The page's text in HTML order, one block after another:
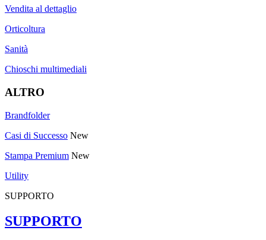
Vendita al dettaglio
Orticoltura
Sanità
Chioschi multimediali
ALTRO
Brandfolder
Casi di Successo New
Stampa Premium New
Utility
SUPPORTO
SUPPORTO